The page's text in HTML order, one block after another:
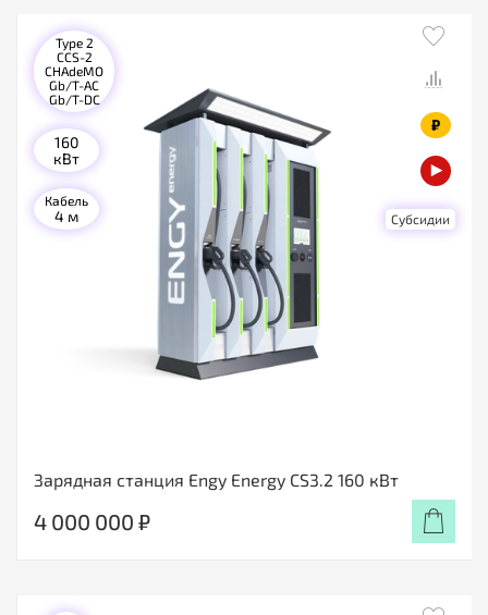
Зарядная станция Engy Energy CS3.2 160 кВт
₽
Type 2
CCS-2
CHAdeMO
Gb/T-AC
Gb/T-DC
160
кВт
Кабель
4 м Субсидии
4 000 000 ₽